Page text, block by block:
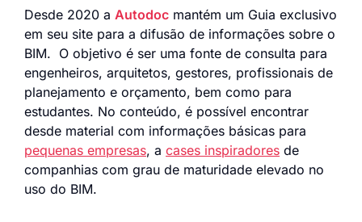
Desde 2020 a Autodoc mantém um Guia exclusivo
em seu site para a difusão de informações sobre o
BIM. O objetivo é ser uma fonte de consulta para
engenheiros, arquitetos, gestores, profissionais de
planejamento e orçamento, bem como para
estudantes. No conteúdo, é possível encontrar
desde material com informações básicas para
pequenas empresas, a cases inspiradores de
companhias com grau de maturidade elevado no
uso do BIM.